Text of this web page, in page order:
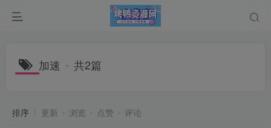
加速 共2篇
排序 更新 浏览 点赞 评论